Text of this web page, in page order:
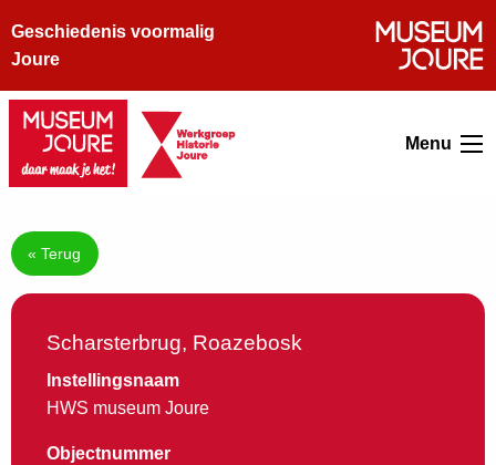
Geschiedenis voormalig
Joure
Menu
« Terug
Scharsterbrug, Roazebosk
Instellingsnaam
HWS museum Joure
Objectnummer